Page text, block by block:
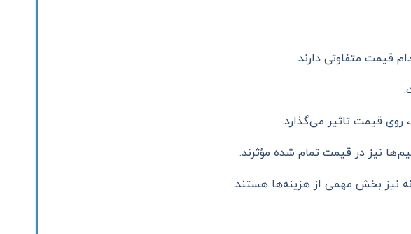
روی قیمت تاثیر می‌گذارد.
نیز در قیمت تمام شده مؤثرند.
نیز بخش مهمی از هزینه‌ها هستند.